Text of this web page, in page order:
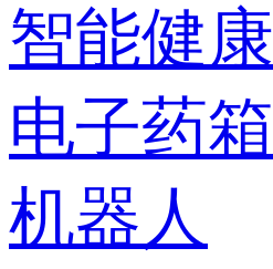
智能健康
电子药箱
机器人